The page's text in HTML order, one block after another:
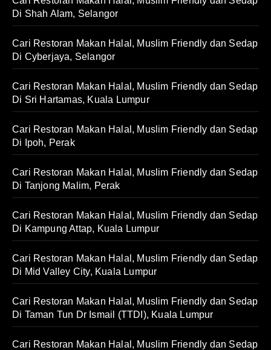
Di Shah Alam, Selangor
Cari Restoran Makan Halal, Muslim Friendly dan Sedap
Di Cyberjaya, Selangor
Cari Restoran Makan Halal, Muslim Friendly dan Sedap
Di Sri Hartamas, Kuala Lumpur
Cari Restoran Makan Halal, Muslim Friendly dan Sedap
Di Ipoh, Perak
Cari Restoran Makan Halal, Muslim Friendly dan Sedap
Di Tanjong Malim, Perak
Cari Restoran Makan Halal, Muslim Friendly dan Sedap
Di Kampung Attap, Kuala Lumpur
Cari Restoran Makan Halal, Muslim Friendly dan Sedap
Di Mid Valley City, Kuala Lumpur
Cari Restoran Makan Halal, Muslim Friendly dan Sedap
Di Taman Tun Dr Ismail (TTDI), Kuala Lumpur
Cari Restoran Makan Halal, Muslim Friendly dan Sedap